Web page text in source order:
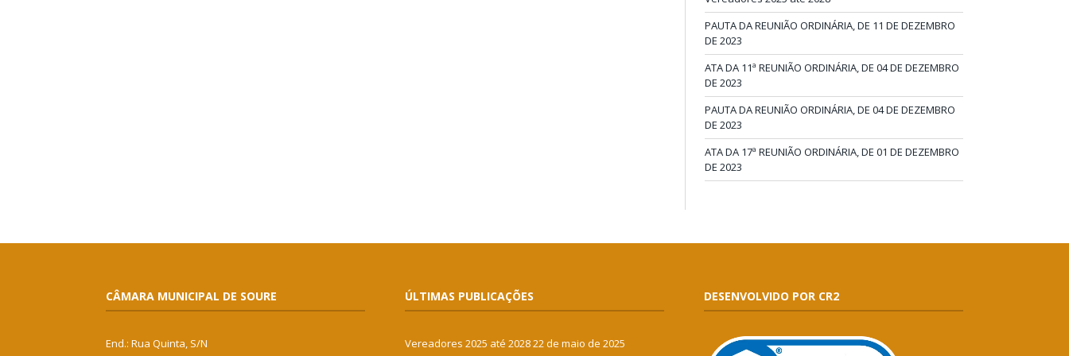
PAUTA DA REUNIÃO ORDINÁRIA, DE 11 DE DEZEMBRO
DE 2023
ATA DA 11ª REUNIÃO ORDINÁRIA, DE 04 DE DEZEMBRO
DE 2023
PAUTA DA REUNIÃO ORDINÁRIA, DE 04 DE DEZEMBRO
DE 2023
ATA DA 17ª REUNIÃO ORDINÁRIA, DE 01 DE DEZEMBRO
DE 2023
CÂMARA MUNICIPAL DE SOURE
End.: Rua Quinta, S/N
ÚLTIMAS PUBLICAÇÕES
Vereadores 2025 até 202822 de maio de 2025
DESENVOLVIDO POR CR2